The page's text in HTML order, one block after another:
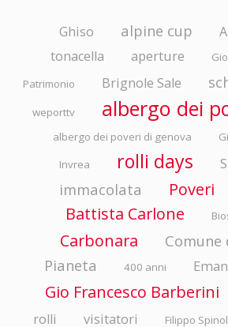
Ghiso alpine cup
tonacella
aperture
Patrimonio
Brignole Sale
weporttv albergo dei
albergo dei poveri di genova
Invrea
rolli days
immacolata Poveri
Battista Carlone
Carbonara
Comune
Pianeta
400 anni
Gio Francesco Barberini
rolli
visitatori Filippo